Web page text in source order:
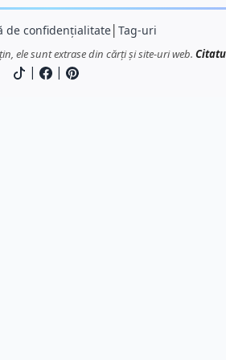
de confidențialitate│ Tag-uri
ele sunt extrase din cărți și site-uri web.
| |